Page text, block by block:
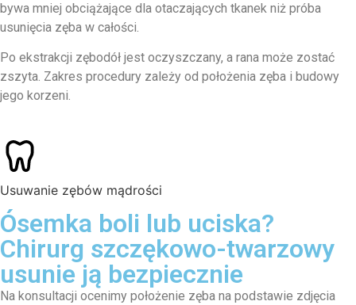
bywa mniej obciążające dla otaczających tkanek niż próba
usunięcia zęba w całości.
Po ekstrakcji zębodół jest oczyszczany, a rana może zostać
zszyta. Zakres procedury zależy od położenia zęba i budowy
jego korzeni.
Usuwanie zębów mądrości
Ósemka boli lub uciska?
Chirurg szczękowo-twarzowy
usunie ją bezpiecznie
Na konsultacji ocenimy położenie zęba na podstawie zdjęcia